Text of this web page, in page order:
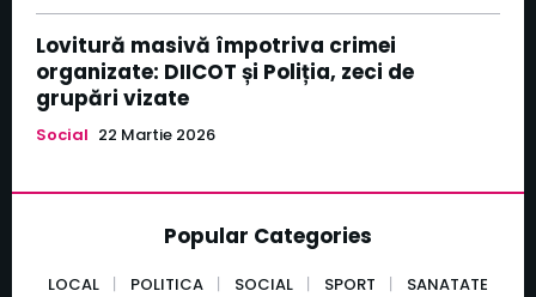
Lovitură masivă împotriva crimei
organizate: DIICOT și Poliția, zeci de
grupări vizate
Social 22 Martie 2026
Popular Categories
LOCAL POLITICA SOCIAL SPORT
SANATATE